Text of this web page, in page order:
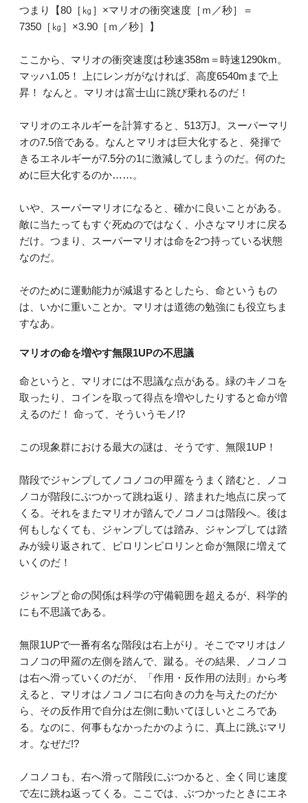
つまり【80［㎏］×マリオの衝突速度［ｍ／秒］＝
7350［㎏］×3.90［ｍ／秒］】
ここから、マリオの衝突速度は秒速358m＝時速1290km。
マッハ1.05！ 上にレンガがなければ、高度6540mまで上
昇！ なんと。マリオは富士山に跳び乗れるのだ！
マリオのエネルギーを計算すると、513万J。スーパーマリ
オの7.5倍である。なんとマリオは巨大化すると、発揮で
きるエネルギーが7.5分の1に激減してしまうのだ。何のた
めに巨大化するのか……。
いや、スーパーマリオになると、確かに良いことがある。
敵に当たってもすぐ死ぬのではなく、小さなマリオに戻る
だけ。つまり、スーパーマリオは命を2つ持っている状態
なのだ。
そのために運動能力が減退するとしたら、命というもの
は、いかに重いことか。マリオは道徳の勉強にも役立ちま
すなあ。
マリオの命を増やす無限1UPの不思議
命というと、マリオには不思議な点がある。緑のキノコを
取ったり、コインを取って得点を増やしたりすると命が増
えるのだ！ 命って、そういうモノ!?
この現象群における最大の謎は、そうです、無限1UP！
階段でジャンプしてノコノコの甲羅をうまく踏むと、ノコ
ノコが階段にぶつかって跳ね返り、踏まれた地点に戻って
くる。それをまたマリオが踏んでノコノコは階段へ。後は
何もしなくても、ジャンプしては踏み、ジャンプしては踏
みが繰り返されて、ピロリンピロリンと命が無限に増えて
いくのだ！
ジャンプと命の関係は科学の守備範囲を超えるが、科学的
にも不思議である。
無限1UPで一番有名な階段は右上がり。そこでマリオはノ
コノコの甲羅の左側を踏んで、蹴る。その結果、ノコノコ
は右へ滑っていくのだが、「作用・反作用の法則」から考
えると、マリオはノコノコに右向きの力を与えたのだか
ら、その反作用で自分は左側に動いてほしいところであ
る。なのに、何事もなかったかのように、真上に跳ぶマリ
オ。なぜだ!?
ノコノコも、右へ滑って階段にぶつかると、全く同じ速度
で左に跳ね返ってくる。ここでは、ぶつかったときにエネ